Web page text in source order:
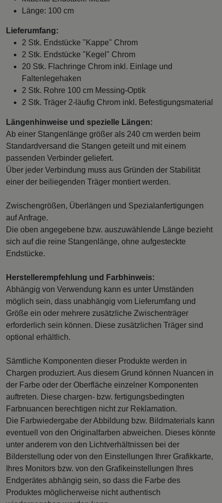
Länge: 100 cm
Lieferumfang:
2 Stk. Endstücke "Kappe" Chrom
2 Stk. Endstücke "Kegel" Chrom
20 Stk. Flachringe Chrom inkl. Einlage und
Faltenlegehaken
2 Stk. Rohre 100 cm Messing-Optik
2 Stk. Träger 2-läufig Chrom inkl. Befestigungsmaterial
Längenhinweise und spezielle Längen:
Ab einer Stangenlänge größer als 240 cm werden beim
Standardversand die Stangen geteilt und mit einem
passenden Verbinder geliefert.
Über jeder Verbindung muss aus Gründen der Stabilität
einer der beiliegenden Träger montiert werden.
Zwischengrößen, Überlängen und Spezialanfertigungen
auf Anfrage.
Die oben angegebene bzw. auszuwählende Länge bezieht
sich auf die reine Stangenlänge, ohne aufgesteckte
Endstücke.
Herstellerempfehlung und Farbhinweis:
Abhängig von Verwendung kann es unter Umständen
möglich sein, dass unabhängig vom Lieferumfang und
Größe ein oder mehrere zusätzliche Zwischenträger
erforderlich sein können. Diese zusätzlichen Träger sind
optional erhältlich.
Sämtliche Komponenten dieser Produkte werden in
Chargen produziert. Aus diesem Grund können Nuancen in
der Farbe oder der Oberfläche einzelner Komponenten
auftreten. Diese chargen- bzw. fertigungsbedingten
Farbnuancen berechtigen nicht zur Reklamation.
Die Farbwiedergabe der Abbildung bzw. Bildmaterials kann
eventuell von den Originalfarben abweichen. Dieses könnte
unter anderem von den Lichtverhältnissen bei der
Bilderstellung oder von den Einstellungen Ihrer Grafikkarte,
Ihres Monitors bzw. von den Grafikeinstellungen Ihres
Endgerätes abhängig sein, so dass die Farbe des
Produktes möglicherweise nicht authentisch